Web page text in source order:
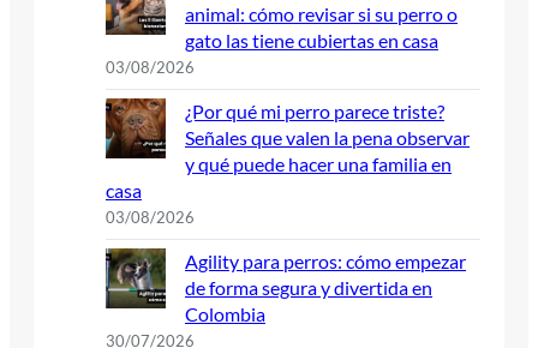
animal: cómo revisar si su perro o
gato las tiene cubiertas en casa
03/08/2026
¿Por qué mi perro parece triste?
Señales que valen la pena observar
y qué puede hacer una familia en
casa
03/08/2026
Agility para perros: cómo empezar
de forma segura y divertida en
Colombia
30/07/2026